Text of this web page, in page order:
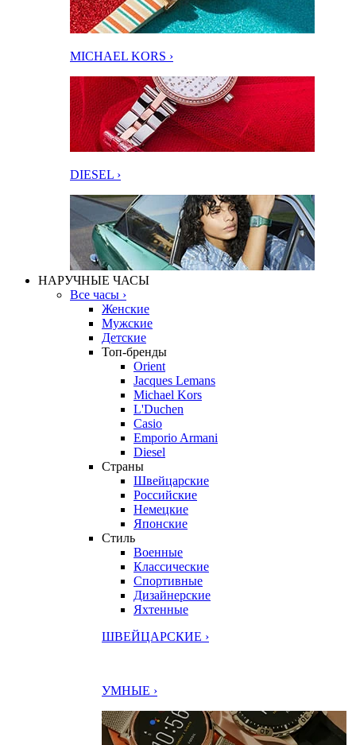
MICHAEL KORS ›
DIESEL ›
НАРУЧНЫЕ ЧАСЫ
Все часы ›
Женские
Мужские
Детские
Топ-бренды
Orient
Jacques Lemans
Michael Kors
L'Duchen
Casio
Emporio Armani
Diesel
Страны
Швейцарские
Российские
Немецкие
Японские
Стиль
Военные
Классические
Спортивные
Дизайнерские
Яхтенные
ШВЕЙЦАРСКИЕ ›
УМНЫЕ ›